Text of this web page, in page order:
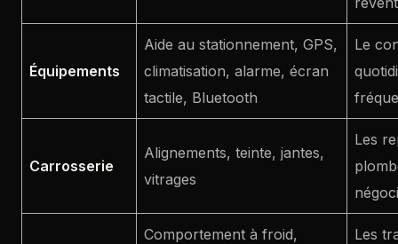
Équipements
Aide au stationnement, GPS,
climatisation, alarme, écran
tactile, Bluetooth
Le
Carrosserie
Alignements, teinte, jantes,
vitrages
Les
Comportement à froid,
Les